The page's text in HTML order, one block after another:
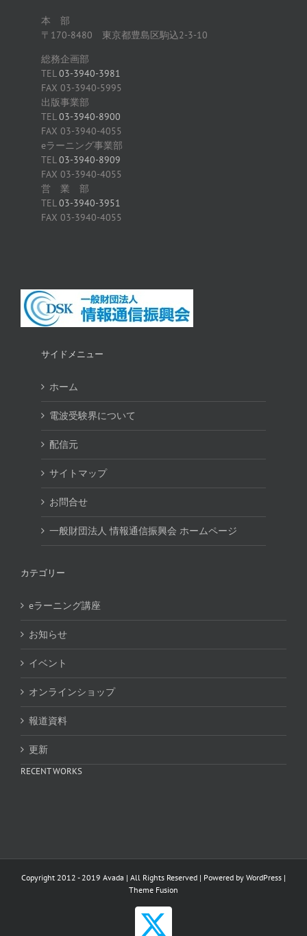
本 部
〒170-8480 東京都豊島区駒込2-3-10
総務企画部
TEL03-3940-3981
FAX 03-3940-5995
出版事業部
TEL03-3940-8900
FAX 03-3940-4055
eラーニング事業部
TEL03-3940-8909
FAX 03-3940-4055
営 業 部
TEL03-3940-3951
FAX 03-3940-4055
サイドメニュー
ホーム
電波受験界について
配信元
サイトマップ
お問合せ
一般財団法人 情報通信振興会 ホームページ
カテゴリー
eラーニング講座
お知らせ
イベント
オンラインショップ
報道資料
更新
RECENT WORKS
Copyright 2012 - 2019 Avada | All Rights Reserved | Powered by WordPress |
Theme Fusion